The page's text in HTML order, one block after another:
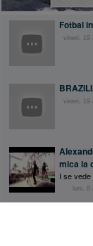
Fotbal
vineri, 19
vineri, 19
mica la
I se
luni, 8